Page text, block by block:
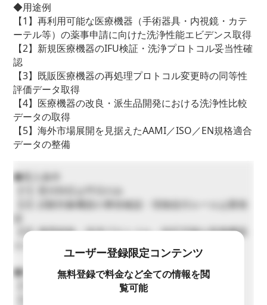
◆用途例
【1】再利用可能な医療機器（手術器具・内視鏡・カテ
ーテル等）の薬事申請に向けた洗浄性能エビデンス取得
【2】新規医療機器のIFU検証・洗浄プロトコル妥当性確
認
【3】既販医療機器の再処理プロトコル変更時の同等性
評価データ取得
【4】医療機器の改良・派生品開発における洗浄性比較
データの取得
【5】海外市場展開を見据えたAAMI／ISO／EN規格適合
データの整備
◆受入条件
【2】試験対象機器の事前確認・現物送付ルールは要相
【3】適用規格・洗浄プロトコル・対応可能な医療機器
カテゴリは事前相談（IFUの提示が望ましい）
◆対応できないこと
【1】営業時間外（土日祝・夜間）の試験実施は不可
ユーザー登録限定コンテンツ
無料登録で料金など全ての情報を閲
覧可能